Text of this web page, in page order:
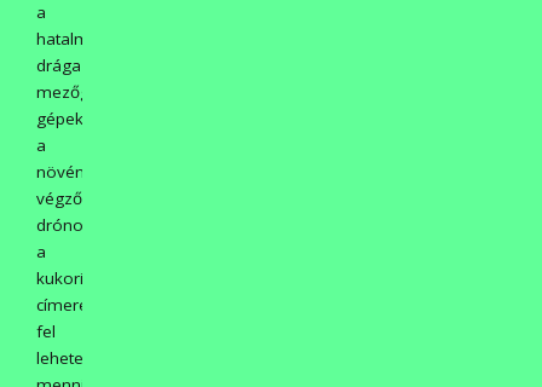
a
hatalmas,
drága
mezőgazdasági
gépeket,
a
növényvédelmet
végző
drónokat,
a
kukorica
címerezőt,
fel
lehetett